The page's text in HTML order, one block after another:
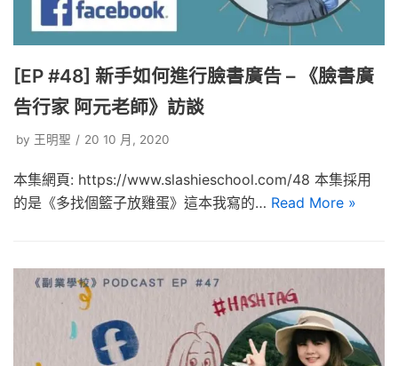
[EP #48] 新手如何進行臉書廣告 – 《臉書廣
告行家 阿元老師》訪談
by 王明聖 20 10 月, 2020
本集網頁: https://www.slashieschool.com/48 本集採用
的是《多找個籃子放雞蛋》這本我寫的… Read More »